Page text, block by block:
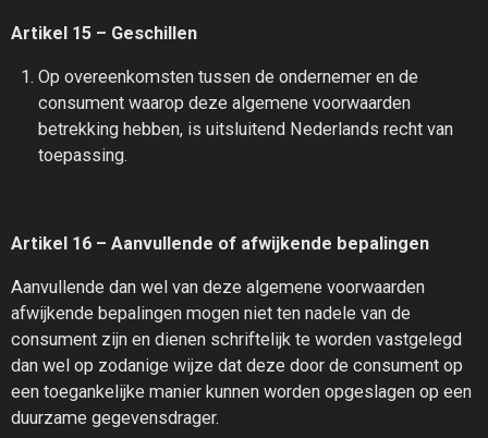
Artikel 15 – Geschillen
Op overeenkomsten tussen de ondernemer en de
consument waarop deze algemene voorwaarden
betrekking hebben, is uitsluitend Nederlands recht van
toepassing.
Artikel 16 – Aanvullende of afwijkende bepalingen
Aanvullende dan wel van deze algemene voorwaarden
afwijkende bepalingen mogen niet ten nadele van de
consument zijn en dienen schriftelijk te worden vastgelegd
dan wel op zodanige wijze dat deze door de consument op
een toegankelijke manier kunnen worden opgeslagen op een
duurzame gegevensdrager.